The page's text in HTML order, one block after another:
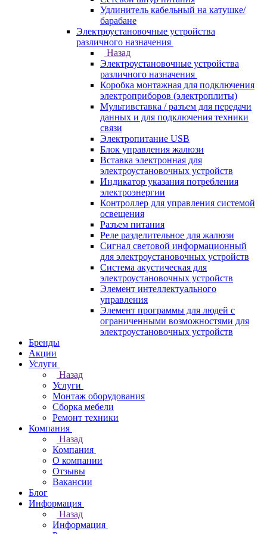
Удлинитель кабельный на катушке/
барабане
Электроустановочные устройства
различного назначения
Назад
Электроустановочные устройства
различного назначения
Коробка монтажная для подключения
электроприборов (электроплиты)
Мультивставка / разъем для передачи
данных и для подключения техники
связи
Электропитание USB
Блок управления жалюзи
Вставка электронная для
электроустановочных устройств
Индикатор указания потребления
электроэнергии
Контроллер для управления системой
освещения
Разъем питания
Реле разделительное для жалюзи
Сигнал световой информационный
для электроустановочных устройств
Система акустическая для
электроустановочных устройств
Элемент интеллектуального
управления
Элемент программы для людей с
ограниченными возможностями для
электроустановочных устройств
Бренды
Акции
Услуги
Назад
Услуги
Монтаж оборудования
Сборка мебели
Ремонт техники
Компания
Назад
Компания
О компании
Отзывы
Вакансии
Блог
Информация
Назад
Информация